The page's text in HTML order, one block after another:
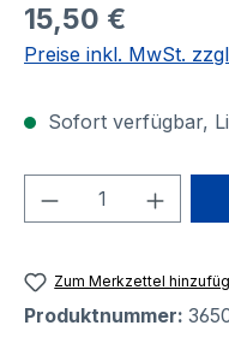
15,50 €
Preise inkl. MwSt.
Sofort verfügbar,
Produkt
Zum Merkzettel
Produktnummer: